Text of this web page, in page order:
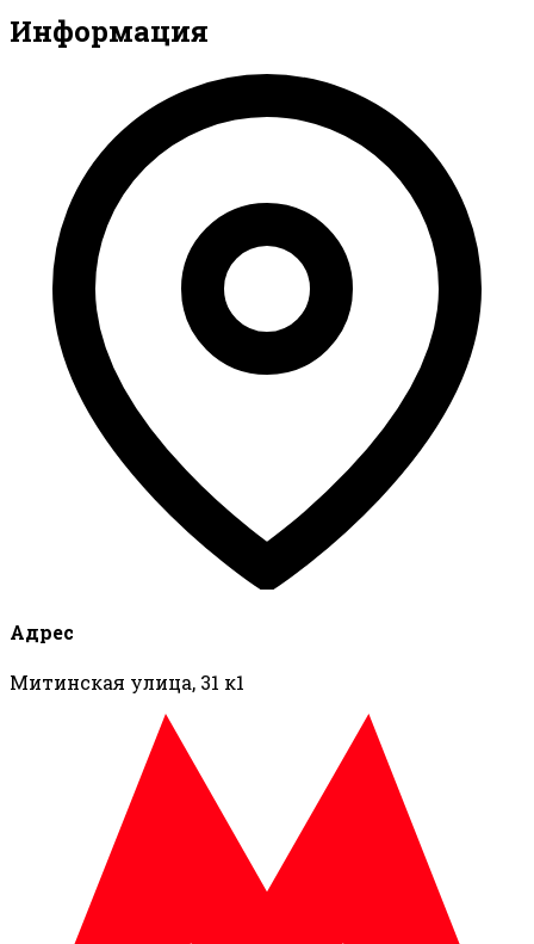
Информация
Адрес
Митинская улица, 31 к1